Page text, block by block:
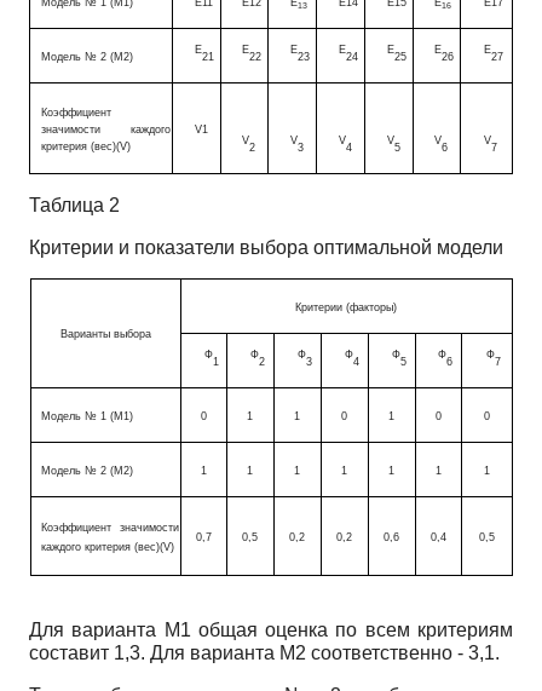
Модель № 1 (М1) Е11 Е12 Е13 Е14 Е15 Е16 Е17
Модель № 2 (М2)
Е
21
Е
22
Е
23
Е
24
Е
25
Е
26
Е
27
Коэффициент
значимости каждого
критерия (вес)(V)
V1
V
2
V
3
V
4
V
5
V
6
V
7
Таблица 2
Критерии и показатели выбора оптимальной модели
Варианты выбора
Критерии (факторы)
Ф
1
Ф
2
Ф
3
Ф
4
Ф
5
Ф
6
Ф
7
Модель № 1 (М1) 0 1 1 0 1 0 0
Модель № 2 (М2) 1 1 1 1 1 1 1
Коэффициент значимости
каждого критерия (вес)(V)
0,7 0,5 0,2 0,2 0,6 0,4 0,5
Для варианта М1 общая оценка по всем критериям
составит 1,3. Для варианта М2 соответственно - 3,1.